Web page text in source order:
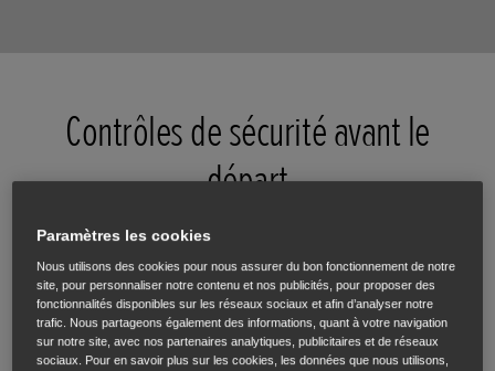
Contrôles de sécurité avant le
départ
disposez des bons outils. Cela vous aidera à comprendre votre moto et son
fonctionnement. Cela vous aidera également à diagnostiquer les problèmes que
vous remarquez pendant que vous roulez.
Paramètres les cookies
Nous utilisons des cookies pour nous assurer du bon fonctionnement de notre
site, pour personnaliser notre contenu et nos publicités, pour proposer des
fonctionnalités disponibles sur les réseaux sociaux et afin d’analyser notre
trafic. Nous partageons également des informations, quant à votre navigation
sur notre site, avec nos partenaires analytiques, publicitaires et de réseaux
sociaux. Pour en savoir plus sur les cookies, les données que nous utilisons,